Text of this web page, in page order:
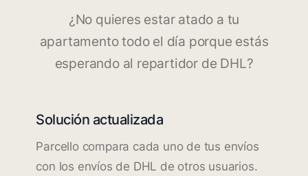
¿No quieres estar atado a tu
apartamento todo el día porque estás
esperando al repartidor de DHL?
Solución actualizada
Parcello compara cada uno de tus envíos
con los envíos de DHL de otros usuarios.